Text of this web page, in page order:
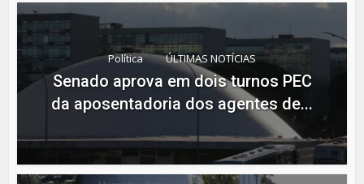
Política ÚLTIMAS NOTÍCIAS
Senado aprova em dois turnos PEC
da aposentadoria dos agentes de...